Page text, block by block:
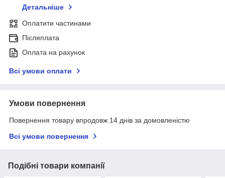
Детальніше
Оплатити частинами
Післяплата
Оплата на рахунок
Всі умови оплати
Умови повернення
Повернення товару впродовж 14 днів за домовленістю
Всі умови повернення
Подібні товари компанії